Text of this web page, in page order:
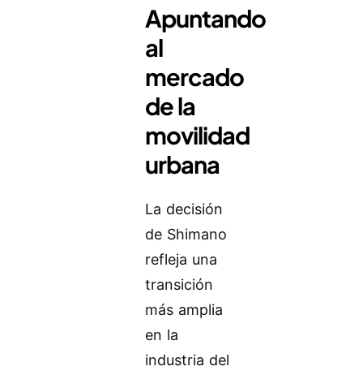
Apuntando
al
mercado
de la
movilidad
urbana
La decisión
de Shimano
refleja una
transición
más amplia
en la
industria del